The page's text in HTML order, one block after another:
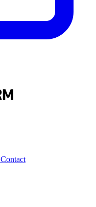
Contact